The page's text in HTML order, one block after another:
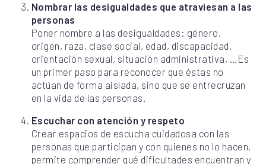
Nombrar las desigualdades que atraviesan a las
personas
Poner nombre a las desigualdades: género,
origen, raza, clase social, edad, discapacidad,
orientación sexual, situación administrativa, …Es
un primer paso para reconocer que éstas no
actúan de forma aislada, sino que se entrecruzan
en la vida de las personas.
Escuchar con atención y respeto
Crear espacios de escucha cuidadosa con las
personas que participan y con quienes no lo hacen,
permite comprender qué dificultades encuentran y